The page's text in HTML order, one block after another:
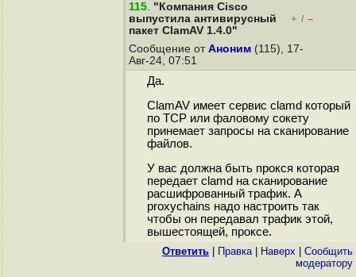
115. "Компания Cisco
выпустила антивирусный
пакет ClamAV 1.4.0"
+ / –
Сообщение от Аноним (115), 17-
Авг-24, 07:51
Да.
ClamAV имеет сервис clamd который
по TCP или фаловому сокету
принемает запросы на сканирование
файлов.
У вас должна быть прокся которая
передает clamd на сканирование
расшифрованный трафик. А
proxychains надо настроить так
чтобы он передавал трафик этой,
вышестоящей, проксе.
Ответить Правка| Наверх
Cообщить
модератору